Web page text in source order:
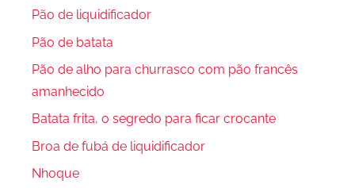
Pão de liquidificador
Pão de batata
Pão de alho para churrasco com pão francês
amanhecido
Batata frita, o segredo para ficar crocante
Broa de fubá de liquidificador
Nhoque